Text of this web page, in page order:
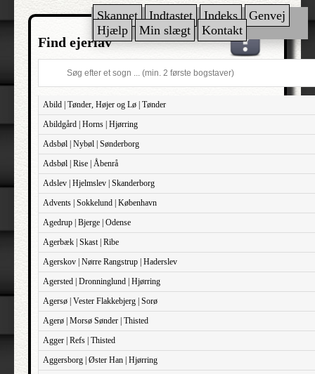
Skannet Indtastet Indeks
Genvej
Hjælp
Min slægt Kontakt
Find ejerlav
Abild | Tønder, Højer og Lø | Tønder
Abildgård | Horns | Hjørring
Adsbøl | Nybøl | Sønderborg
Adsbøl | Rise | Åbenrå
Adslev | Hjelmslev | Skanderborg
Advents | Sokkelund | København
Agedrup | Bjerge | Odense
Agerbæk | Skast | Ribe
Agerskov | Nørre Rangstrup | Haderslev
Agersted | Dronninglund | Hjørring
Agersø | Vester Flakkebjerg | Sorø
Agerø | Morsø Sønder | Thisted
Agger | Refs | Thisted
Aggersborg | Øster Han | Hjørring